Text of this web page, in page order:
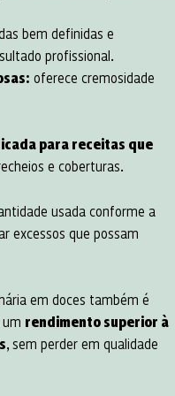
bem definidas e
profissional.
oferece cremosidade
para receitas que
e coberturas.
usada conforme a
excessos que possam
em doces também é
rendimento superior à
, sem perder em qualidade